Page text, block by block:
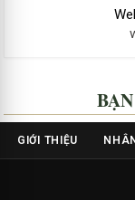
GIỚI THIỆU